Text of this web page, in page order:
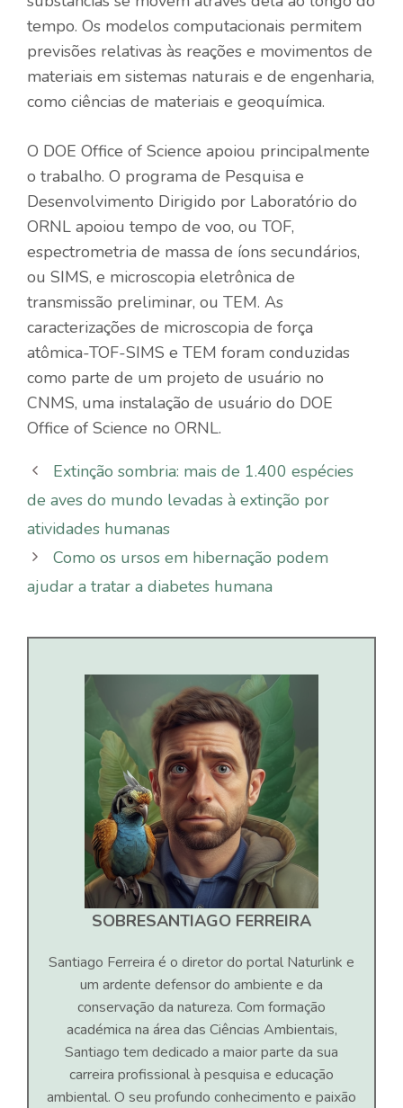
tempo. Os modelos computacionais permitem
previsões relativas às reações e movimentos de
materiais em sistemas naturais e de engenharia,
como ciências de materiais e geoquímica.
O DOE Office of Science apoiou principalmente
o trabalho. O programa de Pesquisa e
Desenvolvimento Dirigido por Laboratório do
ORNL apoiou tempo de voo, ou TOF,
espectrometria de massa de íons secundários,
ou SIMS, e microscopia eletrônica de
transmissão preliminar, ou TEM. As
caracterizações de microscopia de força
atômica-TOF-SIMS e TEM foram conduzidas
como parte de um projeto de usuário no
CNMS, uma instalação de usuário do DOE
Office of Science no ORNL.
Extinção sombria: mais de 1.400 espécies
de aves do mundo levadas à extinção por
atividades humanas
Como os ursos em hibernação podem
ajudar a tratar a diabetes humana
SOBRESANTIAGO FERREIRA
Santiago Ferreira é o diretor do portal Naturlink e
um ardente defensor do ambiente e da
conservação da natureza. Com formação
académica na área das Ciências Ambientais,
Santiago tem dedicado a maior parte da sua
carreira profissional à pesquisa e educação
ambiental. O seu profundo conhecimento e paixão